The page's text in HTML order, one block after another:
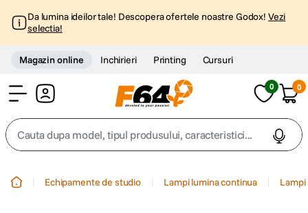
Da lumina ideilor tale! Descopera ofertele noastre Godox! Vezi
selectia!
Magazin online Inchirieri Printing Cursuri
0 0
Cauta dupa model, tipul produsului, caracteristici...
Echipamente de studio Lampi lumina continua